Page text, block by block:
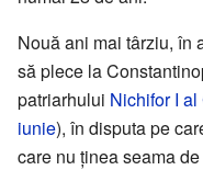
Nouă ani mai târziu, în
să plece la
patriarhului Nichifor I
iunie), în disputa pe
care nu ținea seama